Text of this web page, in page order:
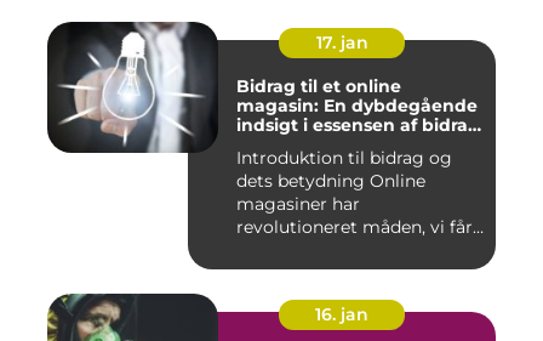
17. jan
Bidrag til et online
magasin: En dybdegående
indsigt i essensen af bidrag
tiden
Introduktion til bidrag og
dets betydning Online
magasiner har
revolutioneret måden, vi får
16. jan